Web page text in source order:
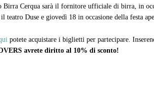
Birra Cerqua sarà il fornitore ufficiale di birra, in
teatro Duse e giovedì 18 in occasione della festa
potete acquistare i biglietti per partecipare.
avrete diritto al 10% di sconto!